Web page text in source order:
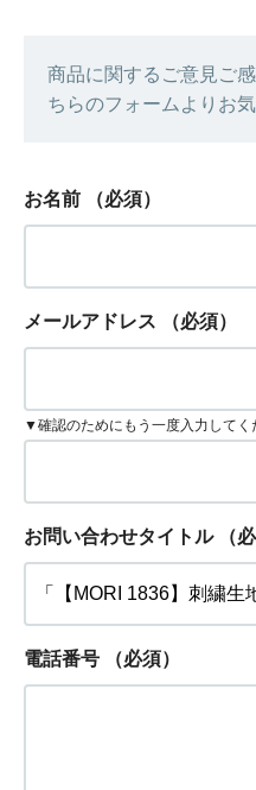
商品に関するご意見ご
ちらのフォームよりお
お名前 （必須）
メールアドレス （必須）
▼確認のためにもう一度入力してく
お問い合わせタイトル （
電話番号 （必須）